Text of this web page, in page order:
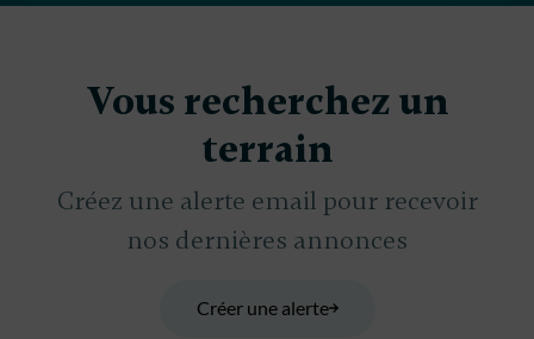
Vous recherchez un
terrain
Créez une alerte email pour recevoir
nos dernières annonces
Créer une alerte